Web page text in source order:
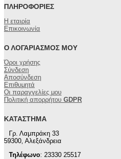
ΠΛΗΡΟΦΟΡΊΕΣ
Η εταιρία
Επικοινωνία
Ο ΛΟΓΑΡΙΑΣΜΌΣ ΜΟΥ
Όροι χρήσης
Σύνδεση
Αποσύνδεση
Επιθυμητά
Οι παραγγελίες μου
Πολιτική απορρήτου GDPR
ΚΑΤΆΣΤΗΜΑ
Γρ. Λαμπράκη 33
59300, Αλεξάνδρεια
Τηλέφωνο: 23330 25517